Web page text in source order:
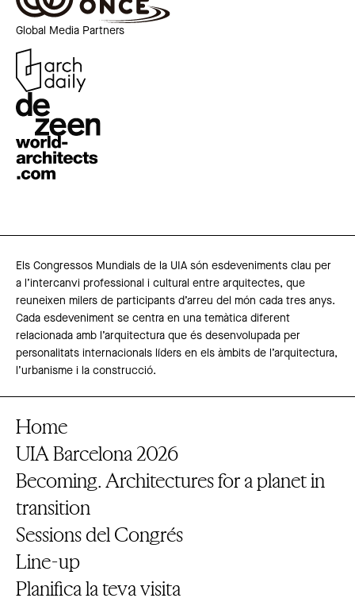
Global Media Partners
Els Congressos Mundials de la UIA són esdeveniments clau per
a l’intercanvi professional i cultural entre arquitectes, que
reuneixen milers de participants d’arreu del món cada tres anys.
Cada esdeveniment se centra en una temàtica diferent
relacionada amb l’arquitectura que és desenvolupada per
personalitats internacionals líders en els àmbits de l’arquitectura,
l’urbanisme i la construcció.
Home
UIA Barcelona 2026
Becoming. Architectures for a planet in
transition
Sessions del Congrés
Line-up
Planifica la teva visita